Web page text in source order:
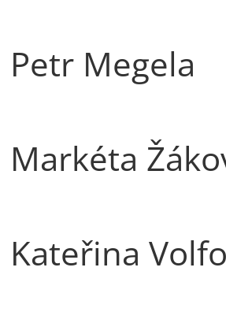
Petr Megela
Markéta
Kateřina